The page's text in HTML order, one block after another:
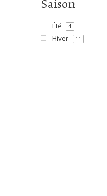
Été 4
Hiver 11